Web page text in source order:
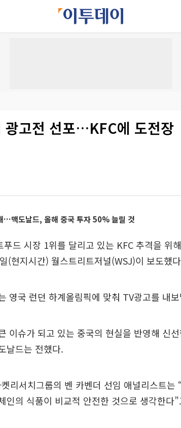
광고전 선포…KFC에 도전장
…맥도날드, 올해 중국 투자 50% 늘릴 것
드 시장 1위를 달리고 있는 KFC 추격을 위
(현지시간) 월스트리트저널(WSJ)이 보도했
영국 런던 하계올림픽에 맞춰 TV광고를 내
이슈가 되고 있는 중국의 현실을 반영해 신
날드는 전했다.
리서치그룹의 벤 카벤더 선임 애널리스트는
인의 식품이 비교적 안전한 것으로 생각한다